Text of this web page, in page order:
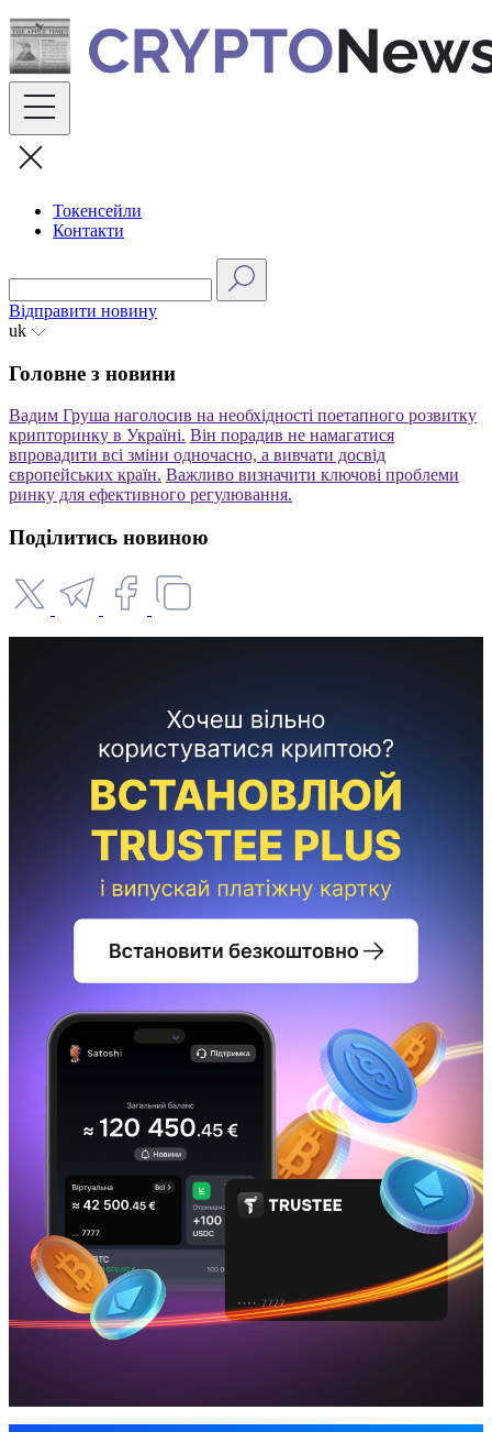
Skip
to
content
Токенсейли
Контакти
Відправити новину
uk
Головне з новини
Вадим Груша наголосив на необхідності поетапного розвитку
крипторинку в Україні. Він порадив не намагатися
впровадити всі зміни одночасно, а вивчати досвід
європейських країн. Важливо визначити ключові проблеми
ринку для ефективного регулювання.
Поділитись новиною